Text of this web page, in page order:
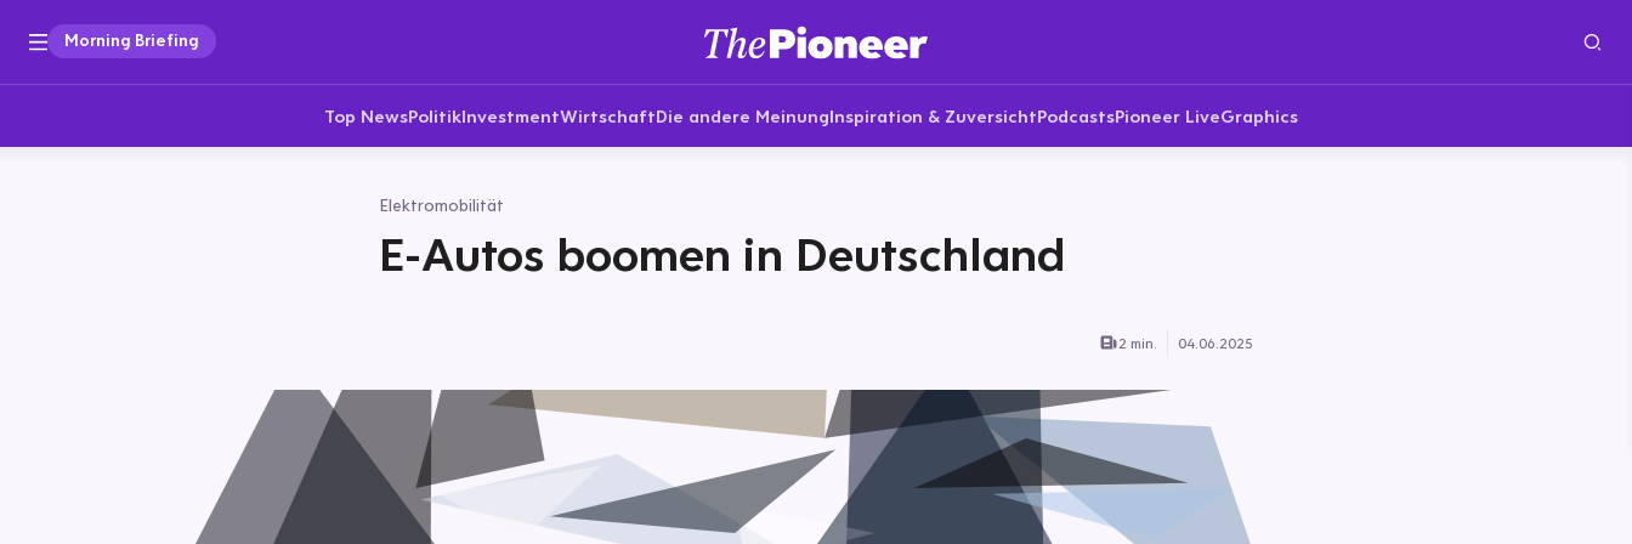
Morning Briefing
Top NewsPolitikInvestmentWirtschaftDie andere MeinungInspiration & ZuversichtPodcastsPioneer LiveGraphics
Elektromobilität
E-Autos boomen in Deutschland
2 min. 04.06.2025